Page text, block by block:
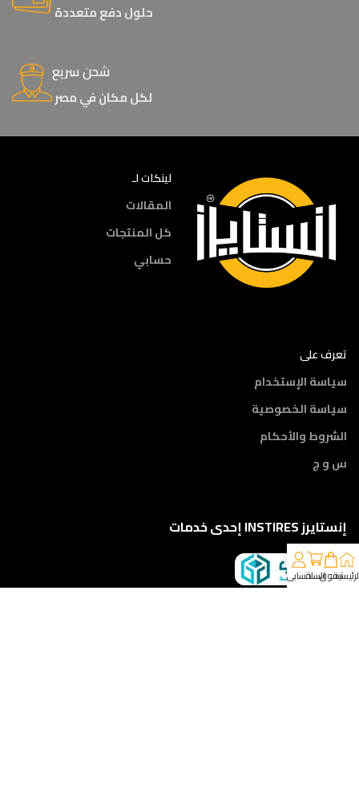
حلول دفع متعددة
شحن سريع
لكل مكان في مصر
لينكات لـ
المقالات
كل المنتجات
حسابي
تعرف على
سياسة الإستخدام
سياسة الخصوصية
الشروط والأحكام
س و ج
إنستايرز INSTIRES إحدى خدمات
تسوقالسلةحسابي